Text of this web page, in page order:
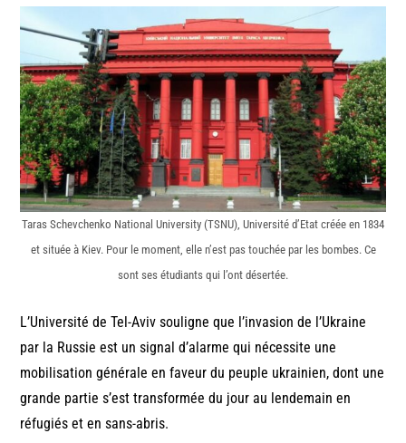
Taras Schevchenko National University (TSNU), Université d’Etat créée en 1834
et située à Kiev. Pour le moment, elle n’est pas touchée par les bombes. Ce
sont ses étudiants qui l’ont désertée.
L’Université de Tel-Aviv souligne que l’invasion de l’Ukraine
par la Russie est un signal d’alarme qui nécessite une
mobilisation générale en faveur du peuple ukrainien, dont une
grande partie s’est transformée du jour au lendemain en
réfugiés et en sans-abris.